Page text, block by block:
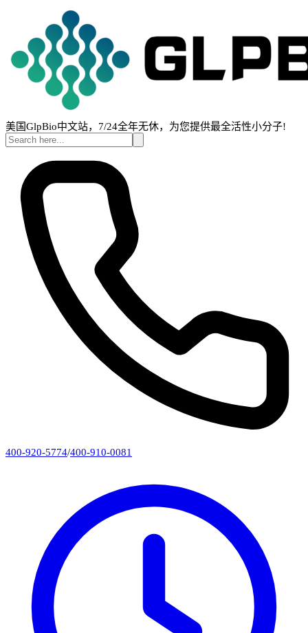
美国GlpBio中文站，7/24全年无休，为您提供最全活性小分子!
400-920-5774/400-910-0081